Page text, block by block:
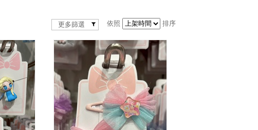
更多篩選 依照 排序